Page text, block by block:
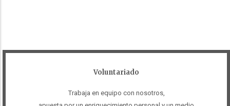
Voluntariado
Trabaja en equipo con nosotros,